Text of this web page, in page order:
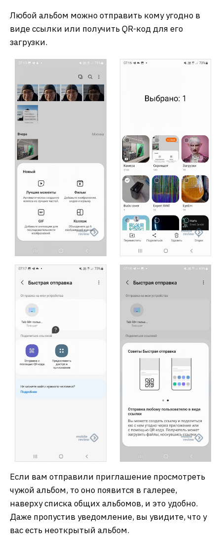
Любой альбом можно отправить кому угодно в
виде ссылки или получить QR-код для его
загрузки.
Если вам отправили приглашение просмотреть
чужой альбом, то оно появится в галерее,
наверху списка общих альбомов, и это удобно.
Даже пропустив уведомление, вы увидите, что у
вас есть неоткрытый альбом.